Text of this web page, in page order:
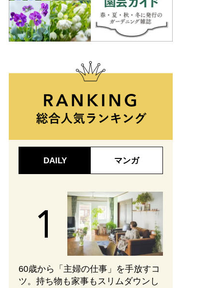
DAILY マンガ
60歳から「主婦の仕事」を手放すコ
ツ。持ち物も家事もスリムダウンし